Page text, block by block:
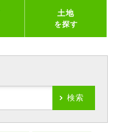
土地
を探す
検索